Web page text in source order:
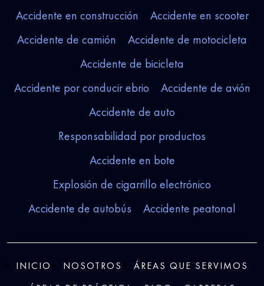
Accidente en construcción
Accidente en scooter
Accidente de camión
Accidente de motocicleta
Accidente de bicicleta
Accidente por conducir ebrio
Accidente de avión
Accidente de auto
Responsabilidad por productos
Accidente en bote
Explosión de cigarrillo electrónico
Accidente de autobús
Accidente peatonal
INICIO NOSOTROS
ÁREAS QUE SERVIMOS